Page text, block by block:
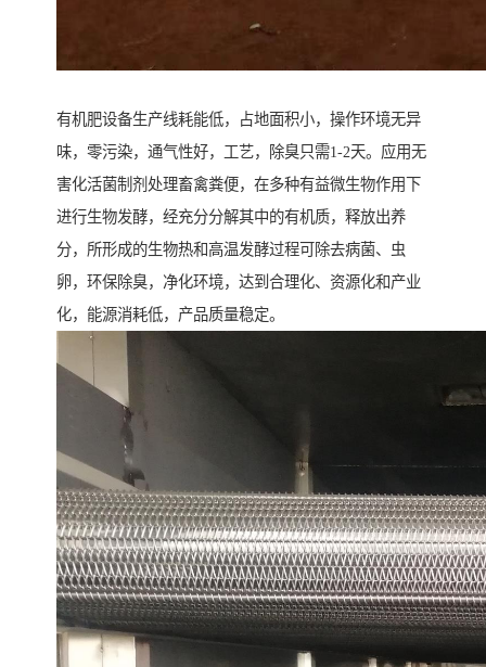
有机肥设备生产线耗能低，占地面积小，操作环境无异
味，零污染，通气性好，工艺，除臭只需1-2天。应用无
害化活菌制剂处理畜禽粪便，在多种有益微生物作用下
进行生物发酵，经充分分解其中的有机质，释放出养
分，所形成的生物热和高温发酵过程可除去病菌、虫
卵，环保除臭，净化环境，达到合理化、资源化和产业
化，能源消耗低，产品质量稳定。